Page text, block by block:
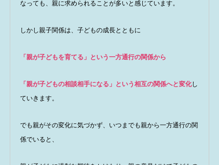
なっても、親に求められることが多いと感じています。
しかし親子関係は、子どもの成長とともに
「親が子どもを育てる」という一方通行の関係から
「親が子どもの相談相手になる」という相互の関係へと変化し
ていきます。
でも親がその変化に気づかず、いつまでも親から一方通行の関
係でいると、